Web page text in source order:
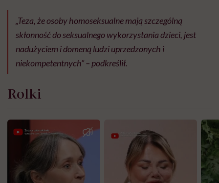
„Teza, że osoby homoseksualne mają szczególną
skłonność do seksualnego wykorzystania dzieci, jest
nadużyciem i domeną ludzi uprzedzonych i
niekompetentnych” – podkreślił.
Rolki